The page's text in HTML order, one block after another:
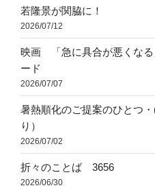
若隆景が関脇に！
2026/07/12
映画 「急に具合が悪くなる
ード
2026/07/07
暑熱順化のご提案のひとつ
り）
2026/07/02
折々のことば 3656
2026/06/30